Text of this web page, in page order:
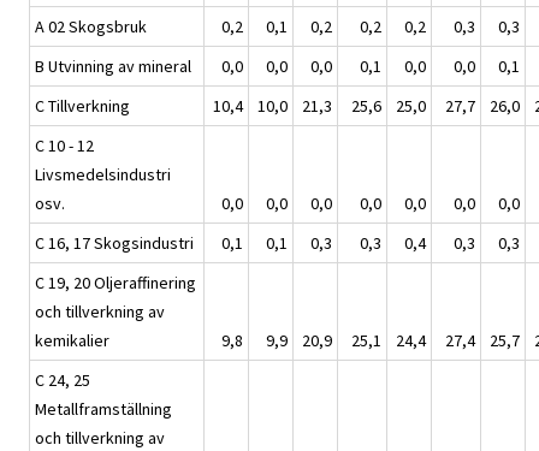
A 02 Skogsbruk
0,2 0,1 0,2 0,2 0,2 0,3
0,3
B Utvinning av mineral
0,0 0,0 0,0 0,1 0,0 0,0
0,1
C Tillverkning
10,4 10,0 21,3 25,6 25,0 27,7 26,0
C 10 - 12
Livsmedelsindustri
osv.
0,0 0,0 0,0 0,0 0,0 0,0
0,0
C 16, 17 Skogsindustri
0,1 0,1 0,3 0,3 0,4 0,3
0,3
C 19, 20 Oljeraffinering
och tillverkning av
kemikalier
9,8 9,9 20,9 25,1 24,4 27,4 25,7
C 24, 25
Metallframställning
och tillverkning av